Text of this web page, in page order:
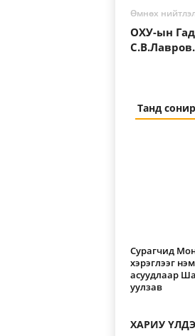
Өмнөх нийтлэл
ОХУ-ын
Танд
Сурагчид
хэрэглээг
асуудлаар
уулзав
ХАРИУ